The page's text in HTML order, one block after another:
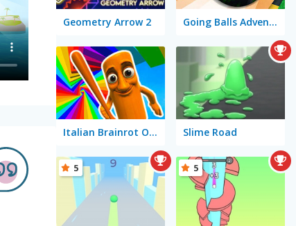
Geometry Arrow 2 Going Balls Adventure 2
Italian Brainrot Obby Parkour Slime Road
5 5